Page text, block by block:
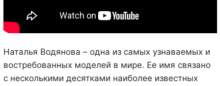
Наталья Водянова – одна из самых узнаваемых и
востребованных моделей в мире. Ее имя связано
с несколькими десятками наиболее известных